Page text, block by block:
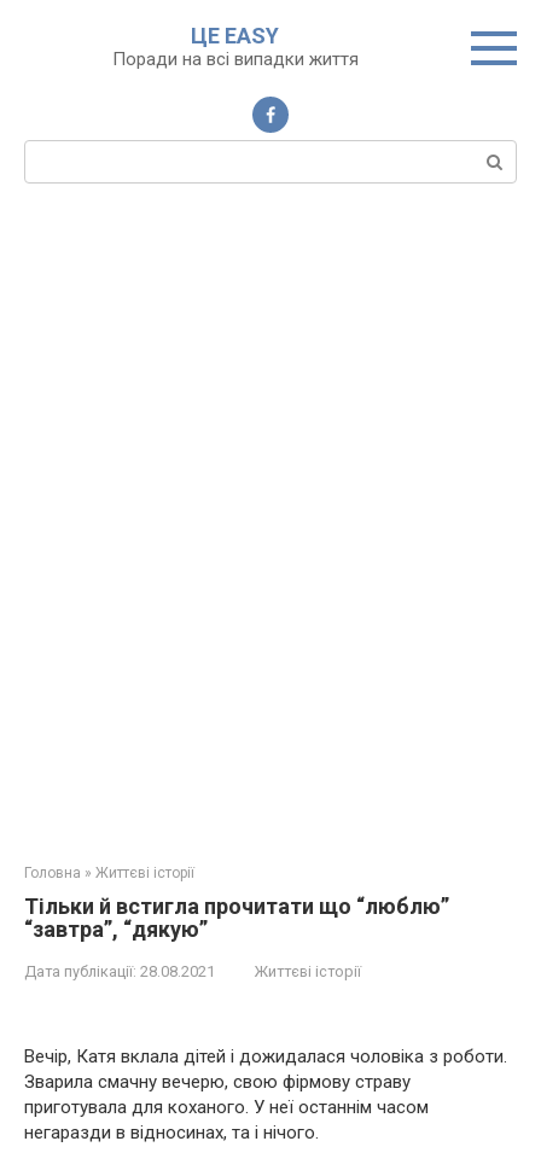
ЦЕ EASY
Поради на всі випадки життя
Пошук:
Головна » Життєві історії
Тільки й встигла прочитати що “люблю”
“завтра”, “дякую”
Дата публікації: 28.08.2021 Життєві історії
Вечір, Катя вклала дітей і дожидалася чоловіка з роботи.
Зварила смачну вечерю, свою фірмову страву
приготувала для коханого. У неї останнім часом
негаразди в відносинах, та і нічого.